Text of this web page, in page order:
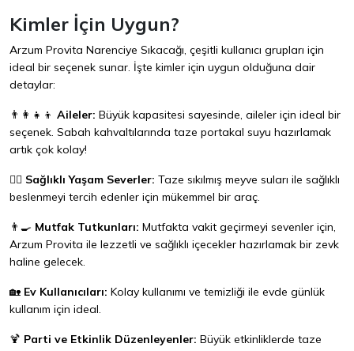
Kimler İçin Uygun?
Arzum Provita Narenciye Sıkacağı, çeşitli kullanıcı grupları için
ideal bir seçenek sunar. İşte kimler için uygun olduğuna dair
detaylar:
👨‍👩‍👧‍👦 Aileler: Büyük kapasitesi sayesinde, aileler için ideal bir
seçenek. Sabah kahvaltılarında taze portakal suyu hazırlamak
artık çok kolay!
🏃‍♀️ Sağlıklı Yaşam Severler: Taze sıkılmış meyve suları ile sağlıklı
beslenmeyi tercih edenler için mükemmel bir araç.
👨‍🍳 Mutfak Tutkunları: Mutfakta vakit geçirmeyi sevenler için,
Arzum Provita ile lezzetli ve sağlıklı içecekler hazırlamak bir zevk
haline gelecek.
🏡 Ev Kullanıcıları: Kolay kullanımı ve temizliği ile evde günlük
kullanım için ideal.
🍹 Parti ve Etkinlik Düzenleyenler: Büyük etkinliklerde taze